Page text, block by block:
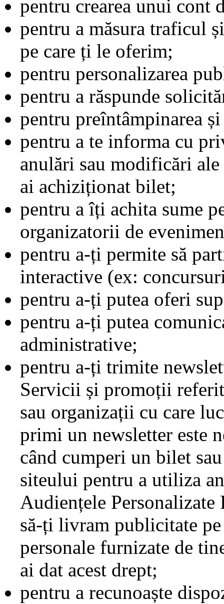
pentru crearea unui
pentru a măsura traficul
pe care ți le oferim;
pentru personalizarea
pentru a răspunde
pentru preîntâmpinarea
pentru a te informa cu
anulări sau modificări
ai achiziționat bilet;
pentru a îți achita sume
organizatorii de
pentru a-ți permite să
interactive (ex:
pentru a-ți putea oferi
pentru a-ți putea
administrative;
pentru a-ți trimite
Servicii și promoții
sau organizații cu care
primi un newsletter este
când cumperi un bilet
siteului pentru a utiliza
Audiențele
să-ți livram publicitate
personale furnizate de
ai dat acest drept;
pentru a recunoaște